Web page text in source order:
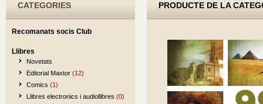
CATEGORIES
Recomanats socis Club
Llibres
Novetats
Editorial Maxtor (12)
Comics (1)
Llibres electronics i audiollibres (0)
PRODUCTE DE LA